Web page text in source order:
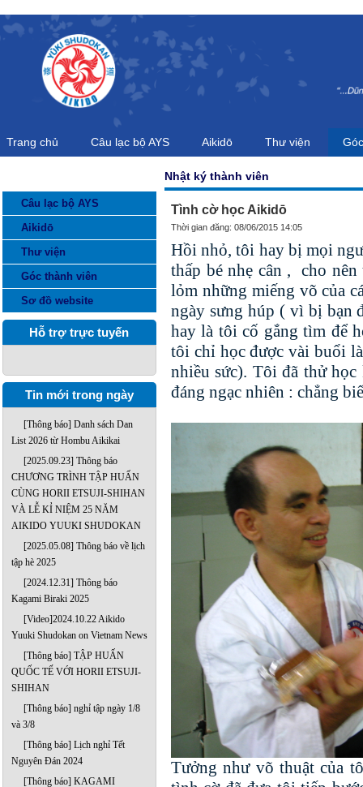
Trang chủ Câu lạc bộ AYS Aikidō Thư viện
Câu lạc bộ AYS
Aikidō
Thư viện
Góc thành viên
Sơ đồ website
Hỗ trợ trực tuyến
Tin mới trong ngày
[Thông báo] Danh sách Dan
List 2026 từ Hombu Aikikai
[2025.09.23] Thông báo
CHƯƠNG TRÌNH TẬP HUẤN
CÙNG HORII ETSUJI-SHIHAN
VÀ LỄ KỈ NIỆM 25 NĂM
AIKIDO YUUKI SHUDOKAN
[2025.05.08] Thông báo về lịch
tập hè 2025
[2024.12.31] Thông báo
Kagami Biraki 2025
[Video]2024.10.22 Aikido
Yuuki Shudokan on Vietnam News
[Thông báo] TẬP HUẤN
QUỐC TẾ VỚI HORII ETSUJI-
SHIHAN
[Thông báo] nghỉ tập ngày 1/8
và 3/8
[Thông báo] Lịch nghỉ Tết
Nguyên Đán 2024
[Thông báo] KAGAMI
Nhật ký thành viên
Tình cờ học Aikidō
Thời gian đăng: 08/06/2015 14:05
Hồi nhỏ, tôi hay bị mọi
thấp bé nhẹ cân , cho
lỏm những miếng võ của
ngày sưng húp ( vì bị bạn
hay là tôi cố gắng tìm để
tôi chỉ học được vài buổi
nhiều sức). Tôi đã thử
đáng ngạc nhiên : chẳng
Tưởng như võ thuật của